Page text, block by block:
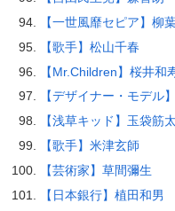
【一世風靡セピア】柳
【歌手】松山千春
【Mr.Children】桜井和
【デザイナー・モデル
【浅草キッド】玉袋筋
【歌手】米津玄師
【芸術家】草間彌生
【日本銀行】植田和男